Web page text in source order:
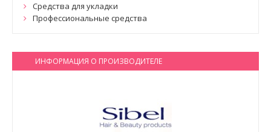
Средства для укладки
Профессиональные средства
ИНФОРМАЦИЯ О ПРОИЗВОДИТЕЛЕ